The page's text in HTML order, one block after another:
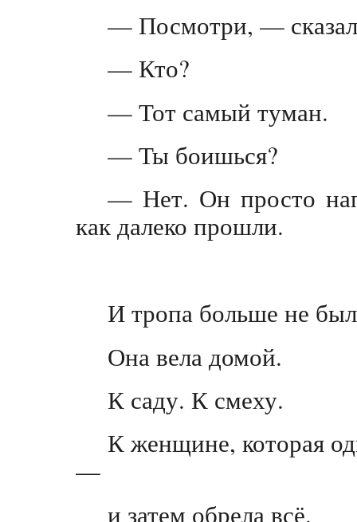
— Посмотри, —
— Кто?
— Тот самый туман.
— Ты боишься?
— Нет. Он просто
как далеко прошли.
И тропа больше не
Она вела домой.
К саду. К смеху.
К женщине, которая
—
и затем обрела всё.